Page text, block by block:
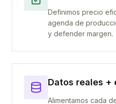
Definimos precio
agenda de
y defender margen.
Datos reales +
Alimentamos cada